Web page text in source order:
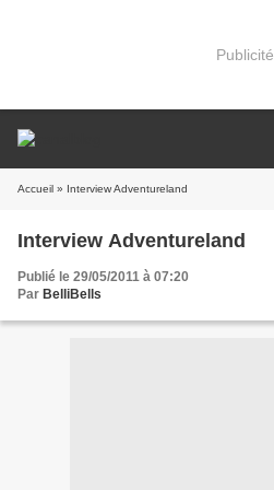
Publicité
Accueil » Interview Adventureland
Interview Adventureland
Publié le 29/05/2011 à 07:20
Par BelliBells